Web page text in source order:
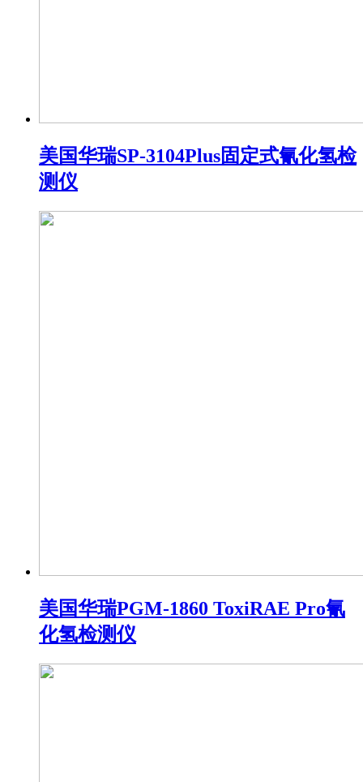
美国华瑞SP-3104Plus固定式氰化氢检
测仪
美国华瑞PGM-1860 ToxiRAE Pro氰
化氢检测仪